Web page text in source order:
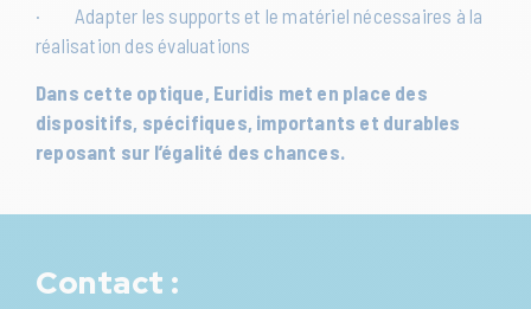
· Adapter les supports et le matériel nécessaires à la
réalisation des évaluations
Dans cette optique, Euridis met en place des
dispositifs, spécifiques, importants et durables
reposant sur l’égalité des chances.
Contact :